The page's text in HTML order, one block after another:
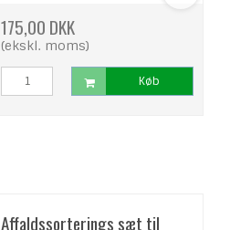
175,00 DKK
(ekskl. moms)
Køb
Affaldssorterings sæt til